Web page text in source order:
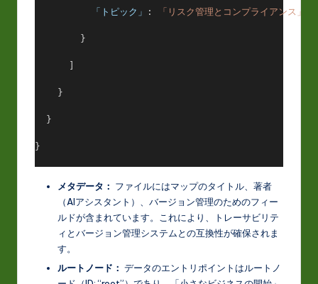
「トピック」 : 「リスク管理とコンプライアンス」
}
}
}
}
メタデータ： ファイルにはマップのタイトル、著者
（AIアシスタント）、バージョン管理のためのフィー
ルドが含まれています。これにより、トレーサビリテ
ィとバージョン管理システムとの互換性が確保されま
す。
ルートノード： データのエントリポイントはルートノ